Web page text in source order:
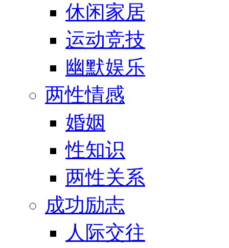
休闲家居
运动竞技
幽默娱乐
两性情感
婚姻
性知识
两性关系
成功励志
人际交往